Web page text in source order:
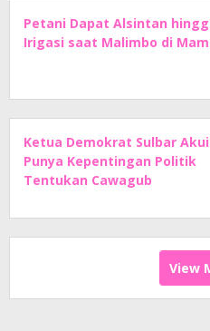
Petani Dapat Alsintan
Irigasi saat Malimbo di
Ketua Demokrat Sulbar Akui
Punya Kepentingan Politik
Tentukan Cawagub
View